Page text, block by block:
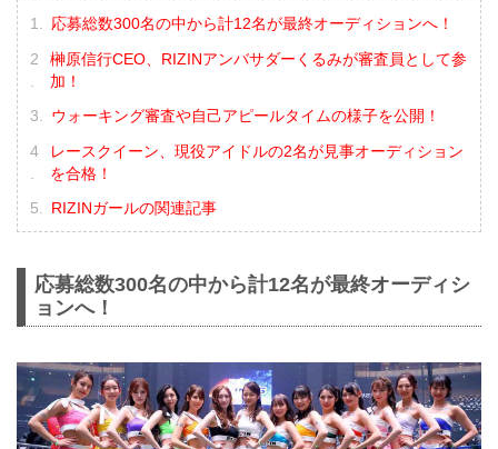
応募総数300名の中から計12名が最終オーディションへ！
榊原信行CEO、RIZINアンバサダーくるみが審査員として参
加！
ウォーキング審査や自己アピールタイムの様子を公開！
レースクイーン、現役アイドルの2名が見事オーディション
を合格！
RIZINガールの関連記事
応募総数300名の中から計12名が最終オーディシ
ョンへ！